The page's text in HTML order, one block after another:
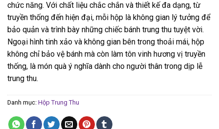
chức năng. Với chất liệu chắc chắn và thiết kế đa dạng, từ
truyền thống đến hiện đại, mỗi hộp là không gian lý tưởng để
bảo quản và trình bày những chiếc bánh trung thu tuyệt vời.
Ngoại hình tinh xảo và không gian bên trong thoải mái, hộp
không chỉ bảo vệ bánh mà còn làm tôn vinh hương vị truyền
thống, là món quà ý nghĩa dành cho người thân trong dịp lễ
trung thu.
Danh mục: Hộp Trung Thu